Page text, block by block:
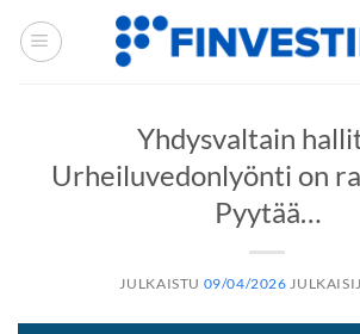
Siirry
sisältöön
Yhdysvaltain
Urheiluvedonlyönti on
Pyytää…
JULKAISTU 09/04/2026